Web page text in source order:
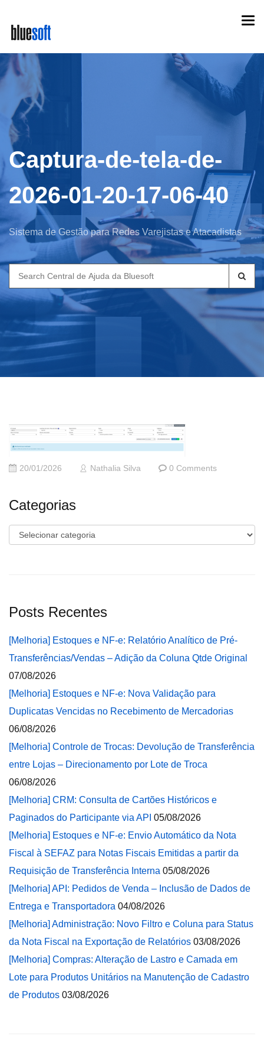
main
content
Captura-de-tela-de-
2026-01-20-17-06-40
Sistema de Gestão para Redes Varejistas e Atacadistas
Search
for:
20/01/2026 Nathalia Silva 0 Comments
Categorias
Categorias
Posts Recentes
[Melhoria] Estoques e NF-e: Relatório Analítico de Pré-
Transferências/Vendas – Adição da Coluna Qtde Original
07/08/2026
[Melhoria] Estoques e NF-e: Nova Validação para
Duplicatas Vencidas no Recebimento de Mercadorias
06/08/2026
[Melhoria] Controle de Trocas: Devolução de Transferência
entre Lojas – Direcionamento por Lote de Troca
06/08/2026
[Melhoria] CRM: Consulta de Cartões Históricos e
Paginados do Participante via API 05/08/2026
[Melhoria] Estoques e NF-e: Envio Automático da Nota
Fiscal à SEFAZ para Notas Fiscais Emitidas a partir da
Requisição de Transferência Interna 05/08/2026
[Melhoria] API: Pedidos de Venda – Inclusão de Dados de
Entrega e Transportadora 04/08/2026
[Melhoria] Administração: Novo Filtro e Coluna para Status
da Nota Fiscal na Exportação de Relatórios 03/08/2026
[Melhoria] Compras: Alteração de Lastro e Camada em
Lote para Produtos Unitários na Manutenção de Cadastro
de Produtos 03/08/2026